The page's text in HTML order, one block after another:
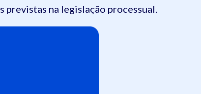
na legislação processual.